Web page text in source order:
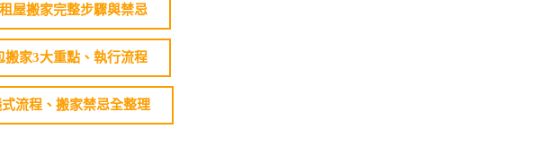
屋搬家完整步驟與禁忌
家3大重點、執行流程
流程、搬家禁忌全整理